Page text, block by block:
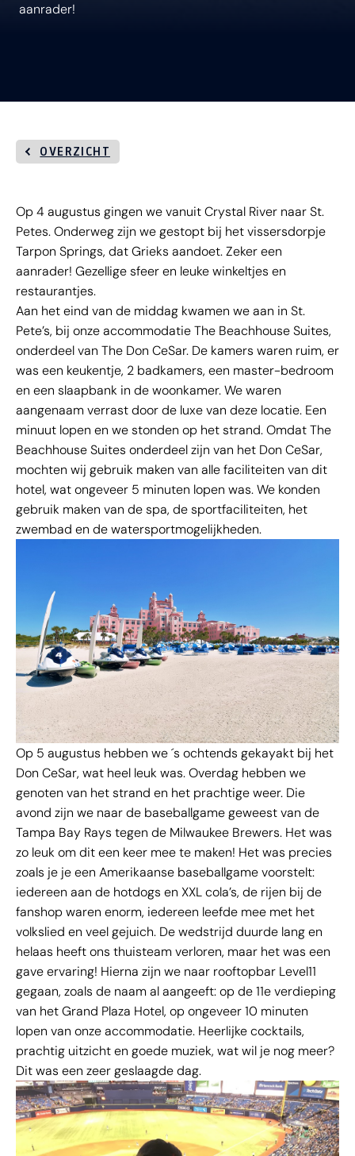
aanrader!
OVERZICHT
Op 4 augustus gingen we vanuit Crystal River naar St.
Petes. Onderweg zijn we gestopt bij het vissersdorpje
Tarpon Springs, dat Grieks aandoet. Zeker een
aanrader! Gezellige sfeer en leuke winkeltjes en
restaurantjes.
Aan het eind van de middag kwamen we aan in St.
Pete’s, bij onze accommodatie The Beachhouse Suites,
onderdeel van The Don CeSar. De kamers waren ruim, er
was een keukentje, 2 badkamers, een master-bedroom
en een slaapbank in de woonkamer. We waren
aangenaam verrast door de luxe van deze locatie. Een
minuut lopen en we stonden op het strand. Omdat The
Beachhouse Suites onderdeel zijn van het Don CeSar,
mochten wij gebruik maken van alle faciliteiten van dit
hotel, wat ongeveer 5 minuten lopen was. We konden
gebruik maken van de spa, de sportfaciliteiten, het
zwembad en de watersportmogelijkheden.
Op 5 augustus hebben we ´s ochtends gekayakt bij het
Don CeSar, wat heel leuk was. Overdag hebben we
genoten van het strand en het prachtige weer. Die
avond zijn we naar de baseballgame geweest van de
Tampa Bay Rays tegen de Milwaukee Brewers. Het was
zo leuk om dit een keer mee te maken! Het was precies
zoals je je een Amerikaanse baseballgame voorstelt:
iedereen aan de hotdogs en XXL cola’s, de rijen bij de
fanshop waren enorm, iedereen leefde mee met het
volkslied en veel gejuich. De wedstrijd duurde lang en
helaas heeft ons thuisteam verloren, maar het was een
gave ervaring! Hierna zijn we naar rooftopbar Level11
gegaan, zoals de naam al aangeeft: op de 11e verdieping
van het Grand Plaza Hotel, op ongeveer 10 minuten
lopen van onze accommodatie. Heerlijke cocktails,
prachtig uitzicht en goede muziek, wat wil je nog meer?
Dit was een zeer geslaagde dag.